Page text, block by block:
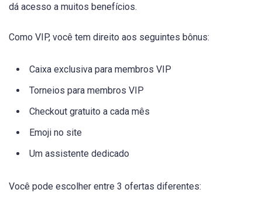
dá acesso a muitos benefícios.
Como VIP, você tem direito aos seguintes bônus:
Caixa exclusiva para membros VIP
Torneios para membros VIP
Checkout gratuito a cada mês
Emoji no site
Um assistente dedicado
Você pode escolher entre 3 ofertas diferentes: